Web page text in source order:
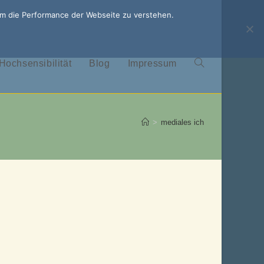
Hochsensibilität Blog Impressum Website-
Suche
umschalten
> mediales ich
die Performance der Webseite zu verstehen.